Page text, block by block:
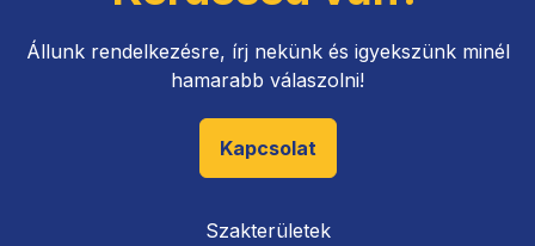
Állunk rendelkezésre, írj nekünk és igyekszünk minél
hamarabb válaszolni!
Kapcsolat
Szakterületek